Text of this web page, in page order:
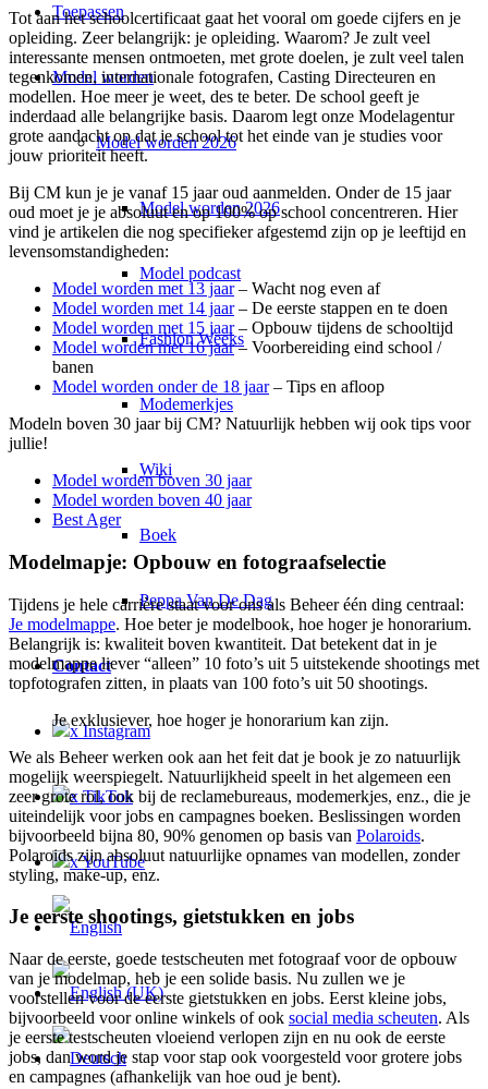
Toepassen
Model worden
Model worden 2026
Model worden 2026
Model podcast
Fashion Weeks
Modemerkjes
Wiki
Boek
Peppa Van De Dag
Contact
x Instagram
x TikTok
x YouTube
Tot aan het schoolcertificaat gaat het vooral om goede cijfers en je
opleiding. Zeer belangrijk: je opleiding. Waarom? Je zult veel
interessante mensen ontmoeten, met grote doelen, je zult veel talen
tegenkomen, internationale fotografen, Casting Directeuren en
modellen. Hoe meer je weet, des te beter. De school geeft je
inderdaad alle belangrijke basis. Daarom legt onze Modelagentur
grote aandacht op dat je school tot het einde van je studies voor
jouw prioriteit heeft.
Bij CM kun je je vanaf 15 jaar oud aanmelden. Onder de 15 jaar
oud moet je je absoluut en op 100% op school concentreren. Hier
vind je artikelen die nog specifieker afgestemd zijn op je leeftijd en
levensomstandigheden:
Model worden met 13 jaar– Wacht nog even af
Model worden met 14 jaar– De eerste stappen en te doen
Model worden met 15 jaar– Opbouw tijdens de schooltijd
Model worden met 16 jaar– Voorbereiding eind school /
banen
Model worden onder de 18 jaar– Tips en afloop
Modeln boven 30 jaar bij CM? Natuurlijk hebben wij ook tips voor
jullie!
Model worden boven 30 jaar
Model worden boven 40 jaar
Best Ager
Modelmapje: Opbouw en fotograafselectie
Tijdens je hele carrière staat voor ons als Beheer één ding centraal:
Je modelmappe. Hoe beter je modelbook, hoe hoger je honorarium.
Belangrijk is: kwaliteit boven kwantiteit. Dat betekent dat in je
modelmappe liever “alleen” 10 foto’s uit 5 uitstekende shootings met
topfotografen zitten, in plaats van 100 foto’s uit 50 shootings.
Je exklusiever, hoe hoger je honorarium kan zijn.
We als Beheer werken ook aan het feit dat je book je zo natuurlijk
mogelijk weerspiegelt. Natuurlijkheid speelt in het algemeen een
zeer grote rol, ook bij de reclamebureaus, modemerkjes, enz., die je
uiteindelijk voor jobs en campagnes boeken. Beslissingen worden
bijvoorbeeld bijna 80, 90% genomen op basis van Polaroids.
Polaroids zijn absoluut natuurlijke opnames van modellen, zonder
styling, make-up, enz.
Je eerste shootings, gietstukken en jobs
Naar de eerste, goede testscheuten met fotograaf voor de opbouw
van je modelmap, heb je een solide basis. Nu zullen we je
voorstellen voor de eerste gietstukken en jobs. Eerst kleine jobs,
bijvoorbeeld voor online winkels of ook social media scheuten. Als
je eerste testscheuten vloeiend verlopen zijn en nu ook de eerste
jobs, dan word je stap voor stap ook voorgesteld voor grotere jobs
en campagnes (afhankelijk van hoe oud je bent).